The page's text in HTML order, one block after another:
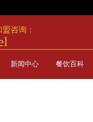
盟咨询：
新闻中心 餐饮百科